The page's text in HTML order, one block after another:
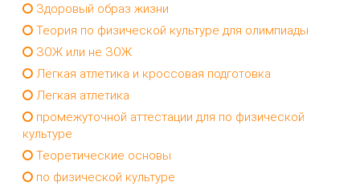
Здоровый образ жизни
Теория по физической культуре для олимпиады
ЗОЖ или не ЗОЖ
Лёгкая атлетика и кроссовая подготовка
Легкая атлетика
промежуточной аттестации для по физической
культуре
Теоретические основы
по физической культуре